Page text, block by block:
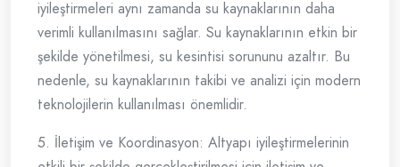
iyileştirmeleri aynı zamanda su kaynaklarının daha
verimli kullanılmasını sağlar. Su kaynaklarının etkin bir
şekilde yönetilmesi, su kesintisi sorununu azaltır. Bu
nedenle, su kaynaklarının takibi ve analizi için modern
teknolojilerin kullanılması önemlidir.
5. İletişim ve Koordinasyon: Altyapı iyileştirmelerinin